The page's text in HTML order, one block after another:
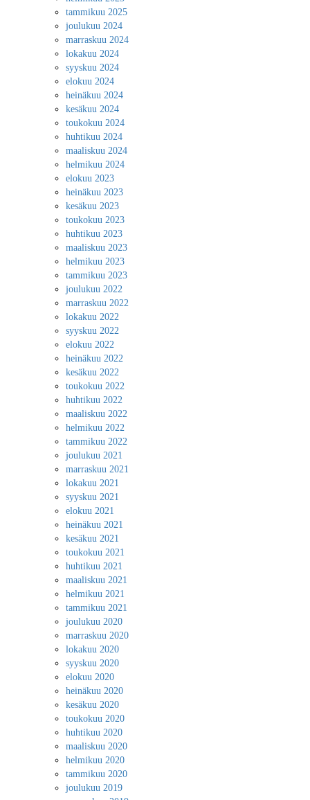
tammikuu 2025
joulukuu 2024
marraskuu 2024
lokakuu 2024
syyskuu 2024
elokuu 2024
heinäkuu 2024
kesäkuu 2024
toukokuu 2024
huhtikuu 2024
maaliskuu 2024
helmikuu 2024
elokuu 2023
heinäkuu 2023
kesäkuu 2023
toukokuu 2023
huhtikuu 2023
maaliskuu 2023
helmikuu 2023
tammikuu 2023
joulukuu 2022
marraskuu 2022
lokakuu 2022
syyskuu 2022
elokuu 2022
heinäkuu 2022
kesäkuu 2022
toukokuu 2022
huhtikuu 2022
maaliskuu 2022
helmikuu 2022
tammikuu 2022
joulukuu 2021
marraskuu 2021
lokakuu 2021
syyskuu 2021
elokuu 2021
heinäkuu 2021
kesäkuu 2021
toukokuu 2021
huhtikuu 2021
maaliskuu 2021
helmikuu 2021
tammikuu 2021
joulukuu 2020
marraskuu 2020
lokakuu 2020
syyskuu 2020
elokuu 2020
heinäkuu 2020
kesäkuu 2020
toukokuu 2020
huhtikuu 2020
maaliskuu 2020
helmikuu 2020
tammikuu 2020
joulukuu 2019